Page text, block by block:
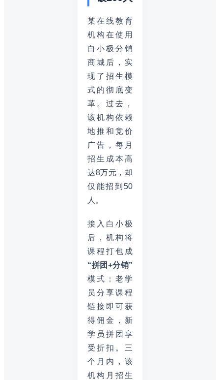
某在线教育
机构在使用
白小极分销
商城后，实
现了招生模
式的彻底变
革。过去，
该机构依赖
地推和竞价
广告，每月
招生成本高
达8万元，却
仅能招到50
人。
接入白小极
后，机构将
课程打包成
“拼团+分销”
模式：老学
员分享课程
链接即可获
得佣金，新
学员拼团享
受折扣。三
个月内，该
机构月招生